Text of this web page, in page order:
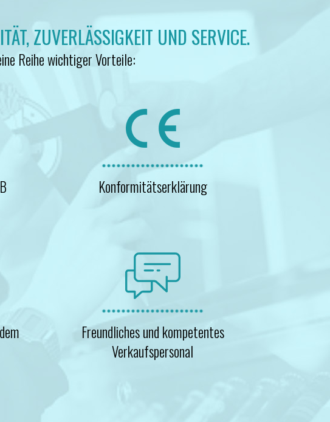
ZUVERLÄSSIGKEIT UND SERVICE.
Reihe wichtiger Vorteile:
Konformitätserklärung
Freundliches und kompetentes
Verkaufspersonal